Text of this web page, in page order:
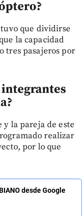
que dividirse
la capacidad
tres pasajeros por
integrantes
y la pareja de este
realizar
por lo que
desde Google